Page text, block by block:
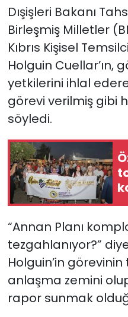
Dışişleri Bakanı
Birleşmiş Milletler
Kıbrıs Kişisel
Holguin Cuellar’ın,
yetkilerini ihlal
görevi verilmiş gibi
söyledi.
“Annan Planı
tezgahlanıyor?”
Holguin’in
anlaşma zemini
rapor sunmak
Spor
Teknoloji
TÜRKiYE
Video Galeri
YAŞAM
Yazarlar